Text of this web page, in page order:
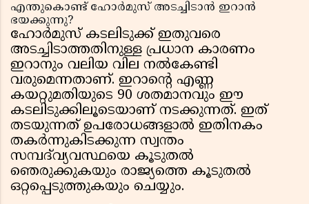
എന്തുകൊണ്ട് ഹോർമുസ് അടച്ചിടാൻ ഇറാൻ
ഭയക്കുന്നു?
ഹോർമുസ് കടലിടുക്ക് ഇതുവരെ
അടച്ചിടാത്തതിനുള്ള പ്രധാന കാരണം
ഇറാനും വലിയ വില നൽകേണ്ടി
വരുമെന്നതാണ്. ഇറാന്റെ എണ്ണ
കയറ്റുമതിയുടെ 90 ശതമാനവും ഈ
കടലിടുക്കിലൂടെയാണ് നടക്കുന്നത്. ഇത്
തടയുന്നത് ഉപരോധങ്ങളാൽ ഇതിനകം
തകർന്നുകിടക്കുന്ന സ്വന്തം
സമ്പദ്‌വ്യവസ്ഥയെ കൂടുതൽ
ഞെരുക്കുകയും രാജ്യത്തെ കൂടുതൽ
ഒറ്റപ്പെടുത്തുകയും ചെയ്യും.